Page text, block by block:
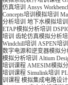
仿真培训 Ansys
Concepts培训模拟培训
分析培训 地下水模拟培训
ETAP模拟分析培训
培训 齿轮仿真模拟分析培
Windchill培训 ASPEN培训
数字电源和逆变器模拟分
模拟分析培训 Altium
培训课程 AMESIM模拟
培训课程 Simulink培训
训课程 模拟集成电路设计